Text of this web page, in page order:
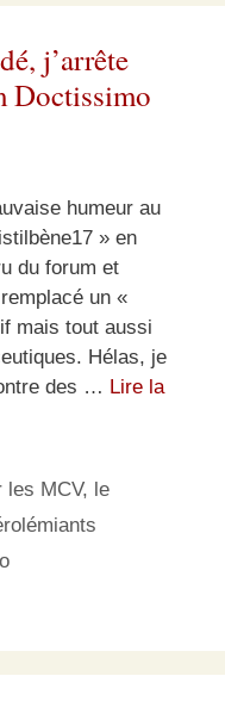
j’arrête
Doctissimo
humeur au
» en
du forum et
un «
mais tout aussi
Hélas, je
des … Lire la
MCV, le